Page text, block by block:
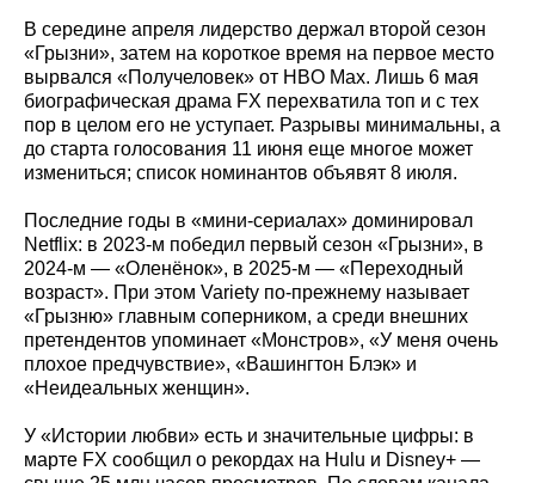
В середине апреля лидерство держал второй сезон
«Грызни», затем на короткое время на первое место
вырвался «Получеловек» от HBO Max. Лишь 6 мая
биографическая драма FX перехватила топ и с тех
пор в целом его не уступает. Разрывы минимальны, а
до старта голосования 11 июня еще многое может
измениться; список номинантов объявят 8 июля.
Последние годы в «мини-сериалах» доминировал
Netflix: в 2023-м победил первый сезон «Грызни», в
2024-м — «Оленёнок», в 2025-м — «Переходный
возраст». При этом Variety по-прежнему называет
«Грызню» главным соперником, а среди внешних
претендентов упоминает «Монстров», «У меня очень
плохое предчувствие», «Вашингтон Блэк» и
«Неидеальных женщин».
У «Истории любви» есть и значительные цифры: в
марте FX сообщил о рекордах на Hulu и Disney+ —